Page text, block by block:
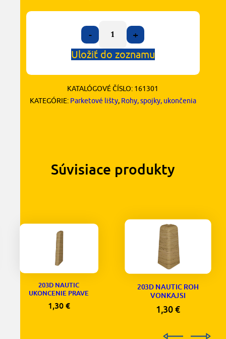
-
+
Uložiť do zoznamu
KATALÓGOVÉ ČÍSLO: 161301
KATEGÓRIE: Parketové lišty, Rohy, spojky, ukončenia
Súvisiace produkty
203D NAUTIC
UKONCENIE PRAVE
1,30 €
203D NAUTIC ROH
VONKAJSI
1,30€